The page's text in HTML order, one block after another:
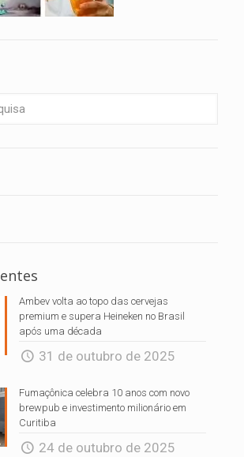
Ambev volta ao topo das cervejas
premium e supera Heineken no Brasil
após uma década
31 de outubro de 2025
Fumaçônica celebra 10 anos com novo
brewpub e investimento milionário em
Curitiba
24 de outubro de 2025